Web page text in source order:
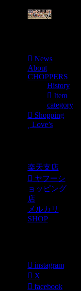
News
About
CHOPPERS
History
Item
category
Shopping
Love’s
楽天支店
ヤフーシ
ョッピング
店
メルカリ
SHOP
instagram
X
facebook